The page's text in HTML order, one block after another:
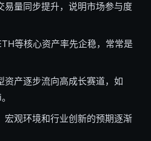
易量同步提升，说明市场参与度
等核心资产率先企稳，常常是
资产逐步流向高成长赛道，如
宏观环境和行业创新的预期逐渐